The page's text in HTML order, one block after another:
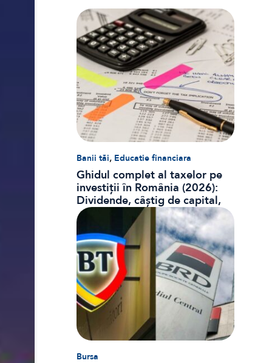
Banii tăi, Educatie financiara
Ghidul complet al taxelor pe
investiții în România (2026):
Dividende, câștig de capital,
dobânzi și CASS
Bursa